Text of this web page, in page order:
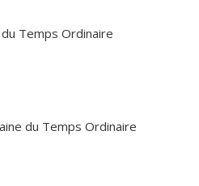
Temps Ordinaire
du Temps Ordinaire